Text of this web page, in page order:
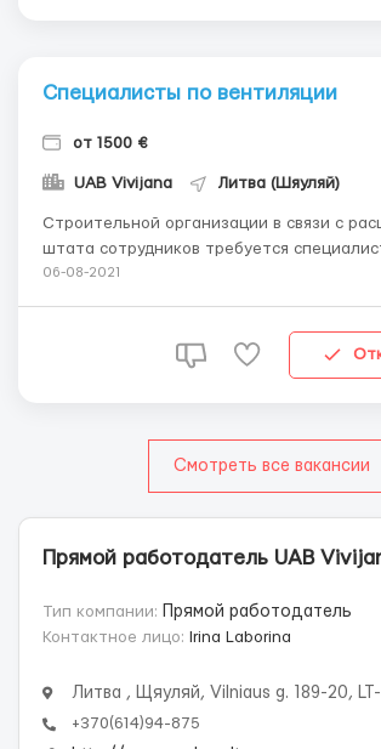
Специалисты по вентиляции
от 1500 €
UAB Vivijana Литва (Шяуляй)
Строительной организации в связи с
штата сотрудников требуется
пуску, обслуживанию и ремонту систем
чертежи,разбираться в проектной и
06-08-2021
Смотреть все вакансии
Прямой работодатель UAB
Тип компании:
Прямой работодатель
Контактное лицо: Irina Laborina
Литва , Щяуляй, Vilniaus g. 189-20, LT-
+370(614)94-875